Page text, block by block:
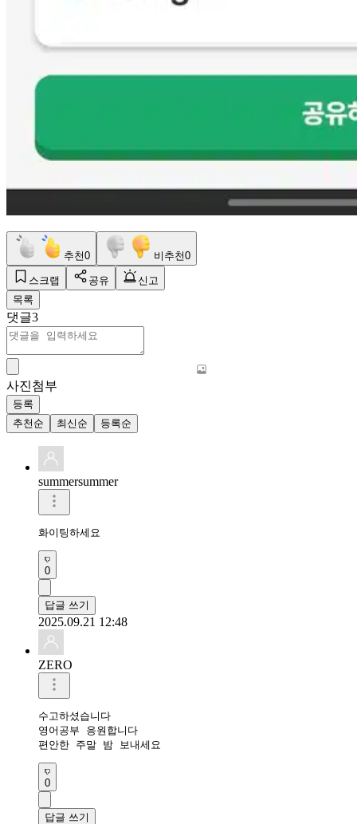
추천0 비추천0
스크랩 공유
신고
목록
댓글3
사진첨부
등록
추천순
최신순 등록순
summersummer
화이팅하세요
0
답글 쓰기
2025.09.21 12:48
ZERO
수고하셨습니다
영어공부 응원합니다
편안한 주말 밤 보내세요
0
답글 쓰기